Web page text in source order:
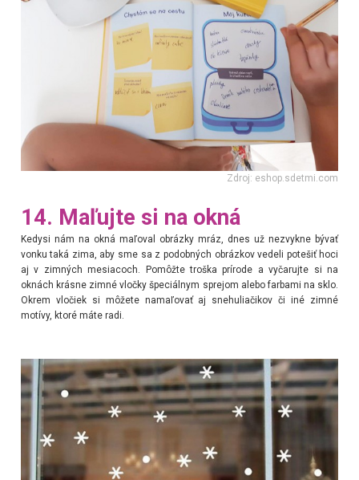
Zdroj: eshop.sdetmi.com
14. Maľujte si na okná
Kedysi nám na okná maľoval obrázky mráz, dnes už nezvykne bývať
vonku taká zima, aby sme sa z podobných obrázkov vedeli potešiť hoci
aj v zimných mesiacoch. Pomôžte troška prírode a vyčarujte si na
oknách krásne zimné vločky špeciálnym sprejom alebo farbami na sklo.
Okrem vločiek si môžete namaľovať aj snehuliačikov či iné zimné
motívy, ktoré máte radi.